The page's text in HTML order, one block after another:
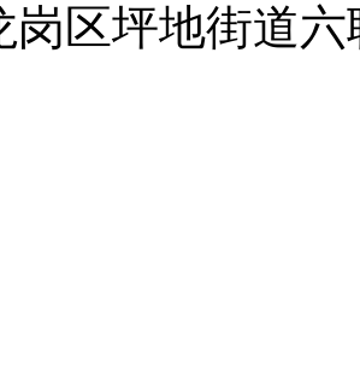
岗区坪地街道